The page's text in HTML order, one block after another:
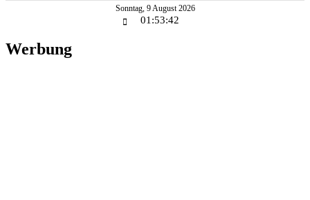
Sonntag, 9August 2026
01:53:42
Werbung